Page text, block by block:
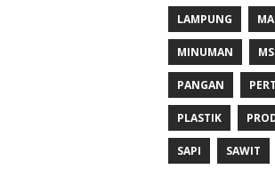
LAMPUNG
MINUMAN
PANGAN
PLASTIK
SAPI SAWIT